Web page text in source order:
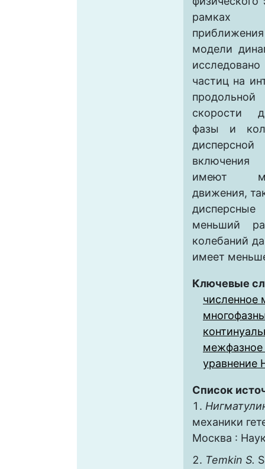
рамках
модели
частиц на
скорости
фазы и
имеют
движения,
меньший
колебаний
имеет
Ключевые
численное
межфазное
уравнение
Список
механики
Москва :
Temkin S.